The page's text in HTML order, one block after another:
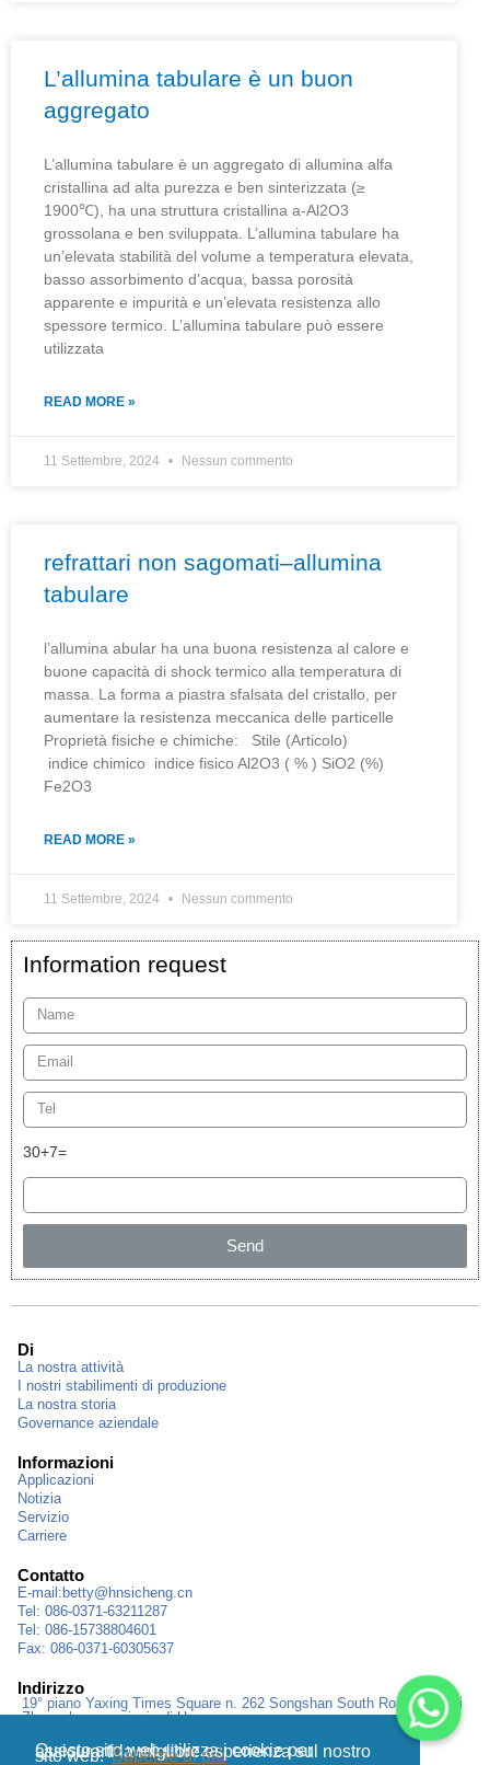
Questo sito web utilizza i cookie per assicurarti la migliore esperienza sul nostro
sito web.Saperne di più
L’allumina tabulare è un buon
aggregato
L’allumina tabulare è un aggregato di allumina alfa
cristallina ad alta purezza e ben sinterizzata (≥
1900℃), ha una struttura cristallina a-Al2O3
grossolana e ben sviluppata. L’allumina tabulare ha
un’elevata stabilità del volume a temperatura elevata,
basso assorbimento d’acqua, bassa porosità
apparente e impurità e un’elevata resistenza allo
spessore termico. L’allumina tabulare può essere
utilizzata
READ MORE »
11 Settembre, 2024 Nessun commento
refrattari non sagomati–allumina
tabulare
l’allumina abular ha una buona resistenza al calore e
buone capacità di shock termico alla temperatura di
massa. La forma a piastra sfalsata del cristallo, per
aumentare la resistenza meccanica delle particelle
Proprietà fisiche e chimiche: Stile (Articolo)
indice chimico indice fisico Al2O3 ( % ) SiO2 (%)
Fe2O3
READ MORE »
11 Settembre, 2024 Nessun commento
Information request
30+7=
Send
Di
La nostra attività
I nostri stabilimenti di produzione
La nostra storia
Governance aziendale
Informazioni
Applicazioni
Notizia
Servizio
Carriere
Contatto
E-mail: betty@hnsicheng.cn
Tel: 086-0371-63211287
Tel: 086-15738804601
Fax: 086-0371-60305637
Indirizzo
19° piano Yaxing Times Square n. 262 Songshan South Road, città di
Zhengzhou, provincia di Henan